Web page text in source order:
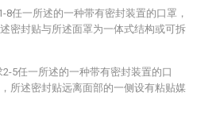
8任一所述的一种带有密封装置的口罩，
密封贴与所述面罩为一体式结构或可拆
2-5任一所述的一种带有密封装置的口
所述密封贴远离面部的一侧设有粘贴媒